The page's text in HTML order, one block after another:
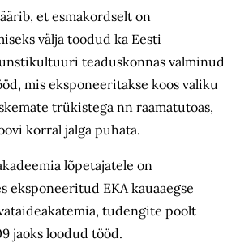
et esmakordselt on
välja toodud ka Eesti
teaduskonnas valminud
mis eksponeeritakse koos valiku
trükistega nn raamatutoas,
korral jalga puhata.
lõpetajatele on
eksponeeritud EKA kauaaegse
tudengite poolt
jaoks loodud tööd.